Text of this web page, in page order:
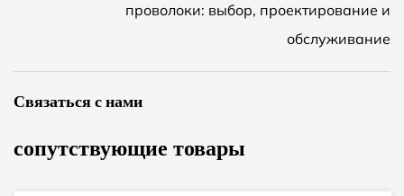
проволоки: выбор, проектирование и
обслуживание
Связаться с нами
сопутствующие товары